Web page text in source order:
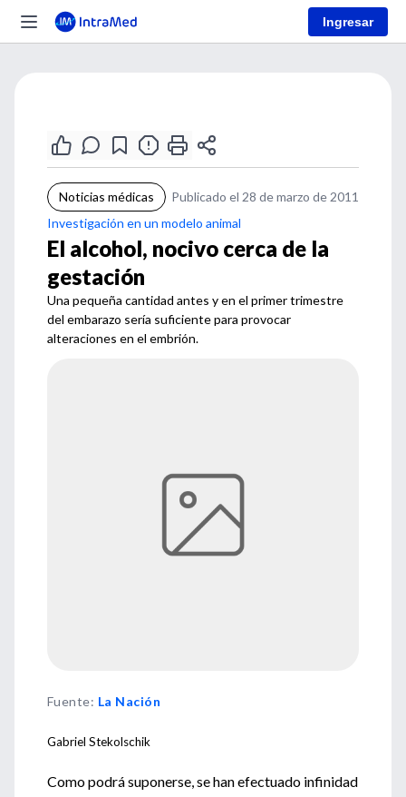
Ingresar
Noticias médicas
Publicado el 28 de marzo de 2011
Investigación en un modelo animal
El alcohol, nocivo cerca de la
gestación
Una pequeña cantidad antes y en el primer trimestre
del embarazo sería suficiente para provocar
alteraciones en el embrión.
Fuente: La Nación
Gabriel Stekolschik
Como podrá suponerse, se han efectuado infinidad